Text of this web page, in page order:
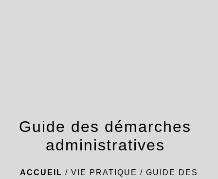
Guide des démarches
administratives
ACCUEIL / VIE PRATIQUE / GUIDE DES